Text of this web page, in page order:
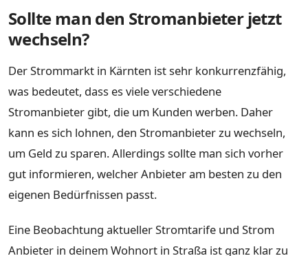
Sollte man den Stromanbieter jetzt
wechseln?
Der Strommarkt in Kärnten ist sehr konkurrenzfähig,
was bedeutet, dass es viele verschiedene
Stromanbieter gibt, die um Kunden werben. Daher
kann es sich lohnen, den Stromanbieter zu wechseln,
um Geld zu sparen. Allerdings sollte man sich vorher
gut informieren, welcher Anbieter am besten zu den
eigenen Bedürfnissen passt.
Eine Beobachtung aktueller Stromtarife und Strom
Anbieter in deinem Wohnort in Straßa ist ganz klar zu